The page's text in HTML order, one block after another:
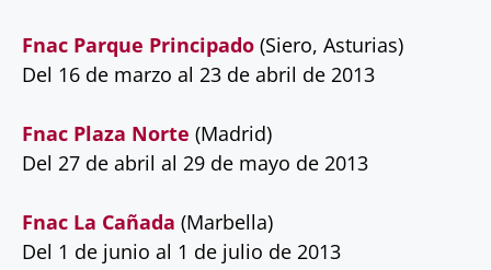
Fnac Parque Principado (Siero, Asturias)
Del 16 de marzo al 23 de abril de 2013
Fnac Plaza Norte (Madrid)
Del 27 de abril al 29 de mayo de 2013
Fnac La Cañada (Marbella)
Del 1 de junio al 1 de julio de 2013